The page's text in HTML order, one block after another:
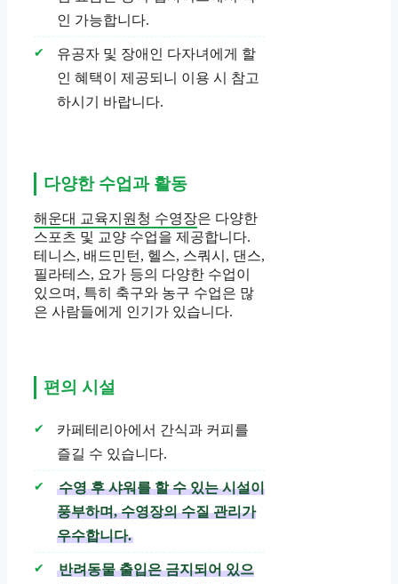
인 가능합니다.
유공자 및 장애인 다자녀에게 할
인 혜택이 제공되니 이용 시 참고
하시기 바랍니다.
다양한 수업과 활동
해운대 교육지원청 수영장은 다양한
스포츠 및 교양 수업을 제공합니다.
테니스, 배드민턴, 헬스, 스쿼시, 댄스,
필라테스, 요가 등의 다양한 수업이
있으며, 특히 축구와 농구 수업은 많
은 사람들에게 인기가 있습니다.
편의 시설
카페테리아에서 간식과 커피를
즐길 수 있습니다.
수영 후 샤워를 할 수 있는 시설이
풍부하며, 수영장의 수질 관리가
우수합니다.
반려동물 출입은 금지되어 있으